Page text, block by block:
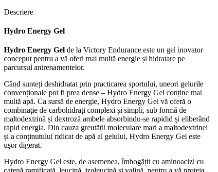
Descriere
Hydro Energy Gel
Hydro Energy Gel de la Victory Endurance este un gel inovator
conceput pentru a vă oferi mai multă energie și hidratare pe
parcursul antrenamentelor.
Când sunteți deshidratat prin practicarea sportului, uneori gelurile
convenționale pot fi prea dense – Hydro Energy Gel conține mai
multă apă. Ca sursă de energie, Hydro Energy Gel vă oferă o
combinație de carbohidrați complexi și simpli, sub formă de
maltodextrină și dextroză ambele absorbindu-se rapidid și eliberând
rapid energia. Din cauza greutății moleculare mari a maltodextrinei
și a conținutului ridicat de apă al gelului, Hydro Energy Gel este
ușor digerat.
Hydro Energy Gel este, de asemenea, îmbogățit cu aminoacizi cu